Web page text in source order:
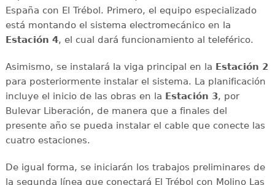
España con El Trébol. Primero, el equipo especializado
está montando el sistema electromecánico en la
Estación 4, el cual dará funcionamiento al teleférico.
Asimismo, se instalará la viga principal en la Estación 2
para posteriormente instalar el sistema. La planificación
incluye el inicio de las obras en la Estación 3, por
Bulevar Liberación, de manera que a finales del
presente año se pueda instalar el cable que conecte las
cuatro estaciones.
De igual forma, se iniciarán los trabajos preliminares de
la segunda línea que conectará El Trébol con Molino Las